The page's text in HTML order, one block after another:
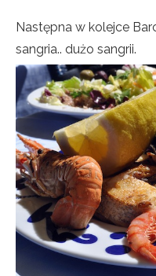
Następna w kolejce
sangria.. dużo sangrii.